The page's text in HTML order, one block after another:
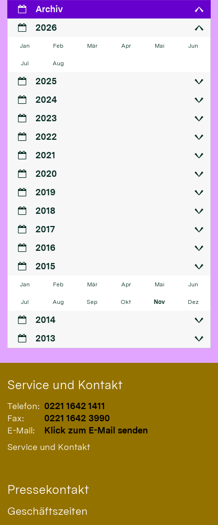
Archiv
2026
Jan Feb Mär Apr Mai Jun
Jul Aug
2025
2024
2023
2022
2021
2020
2019
2018
2017
2016
2015
Jan Feb Mär Apr Mai Jun
Jul Aug Sep Okt Nov Dez
2014
2013
Service und Kontakt
Telefon: 0221 1642 1411
Fax:
0221 1642 3990
E-Mail:
Klick zum E-Mail senden
Service und Kontakt
Pressekontakt
Geschäftszeiten